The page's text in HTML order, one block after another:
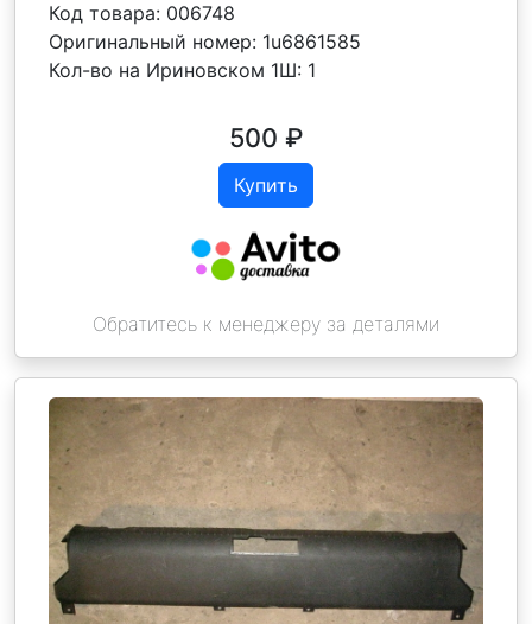
Код товара: 006748
Оригинальный номер: 1u6861585
Кол-во на Ириновском 1Ш: 1
500 ₽
Купить
Обратитесь к менеджеру за деталями